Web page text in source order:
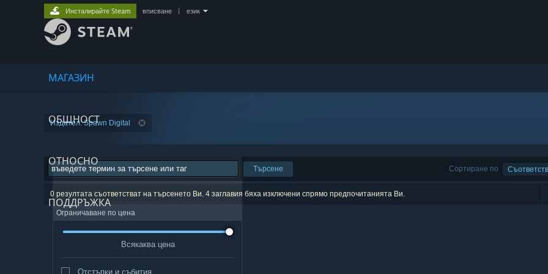
МАГАЗИН
ОБЩНОСТ
ОТНОСНО
ПОДДРЪЖКА
Инсталирайте Steam вписване език
Издател: Spawn Digital
Сортиране по
Търсене
0 резултата съответстват на търсенето Ви. 4 заглавия бяха изключени спрямо предпочитанията Ви.
Ограничаване по цена
Всякаква цена
Отстъпки и събития